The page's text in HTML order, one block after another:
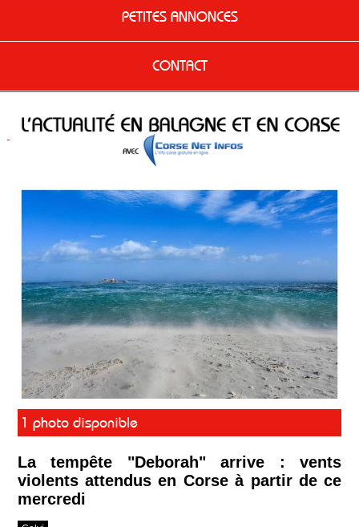
PETITES ANNONCES
CONTACT
1 photo disponible
La tempête "Deborah" arrive : vents
violents attendus en Corse à partir de ce
mercredi